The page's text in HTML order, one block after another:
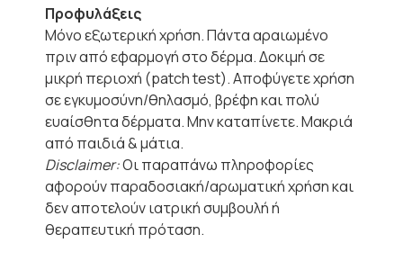
Προφυλάξεις
Μόνο εξωτερική χρήση. Πάντα αραιωμένο
πριν από εφαρμογή στο δέρμα. Δοκιμή σε
μικρή περιοχή (patch test). Αποφύγετε χρήση
σε εγκυμοσύνη/θηλασμό, βρέφη και πολύ
ευαίσθητα δέρματα. Μην καταπίνετε. Μακριά
από παιδιά & μάτια.
Disclaimer:Οι παραπάνω πληροφορίες
αφορούν παραδοσιακή/αρωματική χρήση και
δεν αποτελούν ιατρική συμβουλή ή
θεραπευτική πρόταση.